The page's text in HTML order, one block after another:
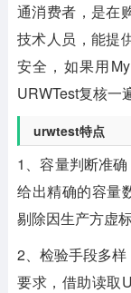
通消费者，是在
技术人员，能提
安全，如果用
URWTest复核一
urwtest特点
1、容量判断准
给出精确的容量
剔除因生产方虚
2、检验手段多
要求，借助读取